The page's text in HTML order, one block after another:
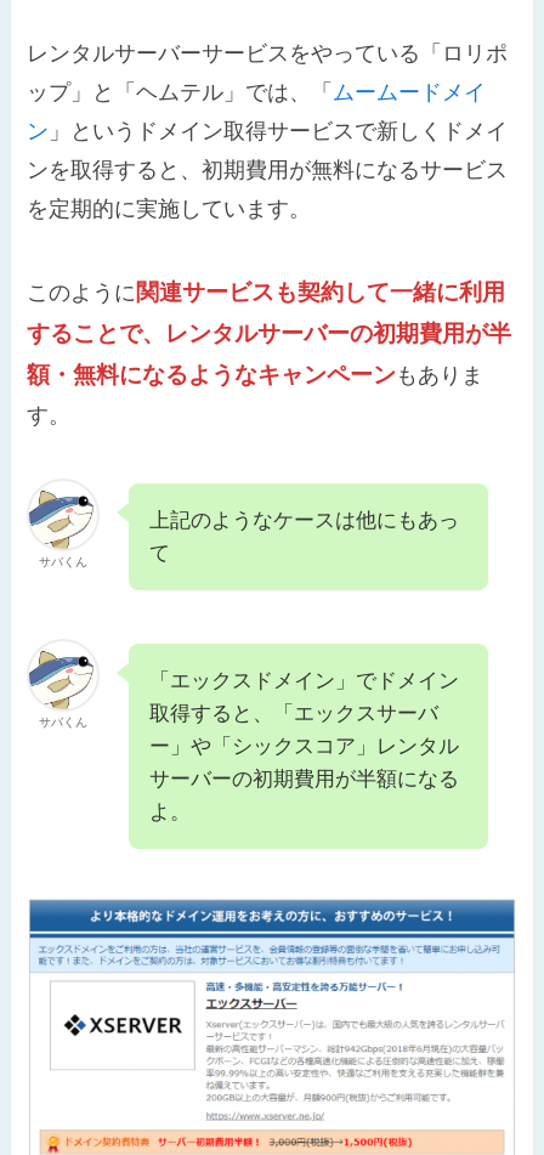
レンタルサーバーサービスをやっている「ロリポ
ップ」と「ヘムテル」では、「 ムームードメイ
ン 」というドメイン取得サービスで新しくドメイ
ンを取得すると、初期費用が無料になるサービス
を定期的に実施しています。
このように関連サービスも契約して一緒に利用
することで、レンタルサーバーの初期費用が半
額・無料になるようなキャンペーン もありま
す。
サバくん
上記のようなケースは他にもあっ
て
サバくん
「エックスドメイン」でドメイン
取得すると、「エックスサーバ
ー」や「シックスコア」レンタル
サーバーの初期費用が半額になる
よ。